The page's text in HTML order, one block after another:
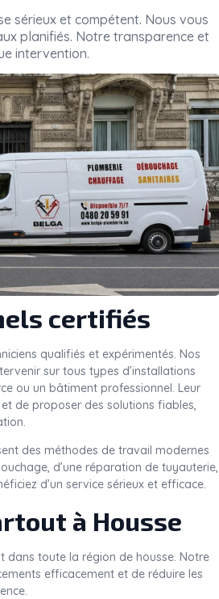
sérieux et compétent. Nous vous
planifiés. Notre transparence et
intervention.
certifiés
qualifiés et expérimentés. Nos
sur tous types d’installations
ou un bâtiment professionnel. Leur
de proposer des solutions fiables,
des méthodes de travail modernes
d’une réparation de tuyauterie,
d’un service sérieux et efficace.
à Housse
dans toute la région de housse. Notre
efficacement et de réduire les